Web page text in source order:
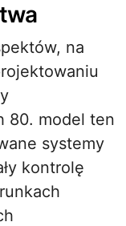
na
80. model ten
systemy
kontrolę